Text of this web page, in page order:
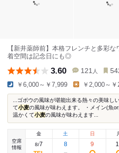
【新井薬師前】本格フレンチと多彩
着空間は記念日にも◎
3.60 121 人
￥6,000～￥7,999 ￥2,000～
...ゴボウの風味が堪能出来る熱々の美味し
て小麦の風味が味わえます。 ・メイン(魚
温かくて小麦の風味が味わえます...
空席
情報
金
8/7
土
8
日
9